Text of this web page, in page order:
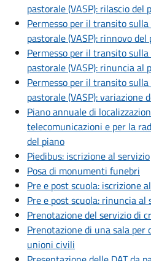
pastorale (VASP): rilascio del
Permesso per il transito
pastorale (VASP): rinnovo del
Permesso per il transito
pastorale (VASP): rinuncia al
Permesso per il transito
pastorale (VASP): variazione
Piano annuale di
telecomunicazioni e per la
del piano
Piedibus: iscrizione al servizio
Posa di monumenti funebri
Pre e post scuola: iscrizione
Pre e post scuola: rinuncia al
Prenotazione del servizio di
Prenotazione di una sala
unioni civili